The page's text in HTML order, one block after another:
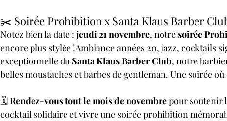
✂️ Soirée Prohibition x Santa Klaus Barber
Notez bien la date : jeudi 21 novembre, notre soirée
encore plus stylée !Ambiance années 20, jazz, cocktails
exceptionnelle du Santa Klaus Barber Club, notre
belles moustaches et barbes de gentleman. Une soirée
🗓️ Rendez-vous tout le mois de novembre pour soutenir
cocktail solidaire et vivre une soirée prohibition